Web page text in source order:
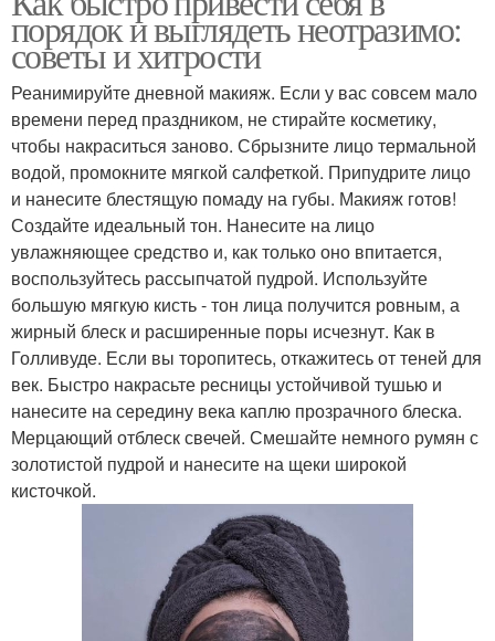
порядок и выглядеть неотразимо:
советы и хитрости
Реанимируйте дневной макияж. Если у вас совсем мало
времени перед праздником, не стирайте косметику,
чтобы накраситься заново. Сбрызните лицо термальной
водой, промокните мягкой салфеткой. Припудрите лицо
и нанесите блестящую помаду на губы. Макияж готов!
Создайте идеальный тон. Нанесите на лицо
увлажняющее средство и, как только оно впитается,
воспользуйтесь рассыпчатой пудрой. Используйте
большую мягкую кисть - тон лица получится ровным, а
жирный блеск и расширенные поры исчезнут. Как в
Голливуде. Если вы торопитесь, откажитесь от теней для
век. Быстро накрасьте ресницы устойчивой тушью и
нанесите на середину века каплю прозрачного блеска.
Мерцающий отблеск свечей. Смешайте немного румян с
золотистой пудрой и нанесите на щеки широкой
кисточкой.